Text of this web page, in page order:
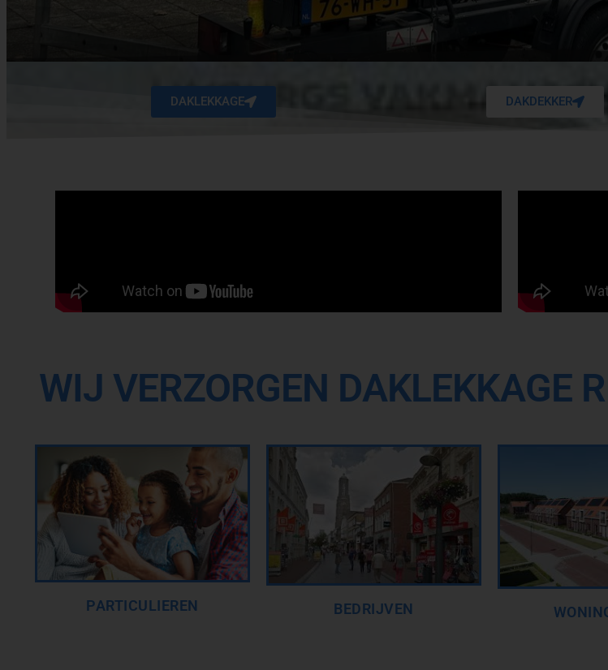
DAKLEKKAGE DAKDEKKER
WIJ VERZORGEN DAKLEKKAGE
PARTICULIEREN BEDRIJVEN